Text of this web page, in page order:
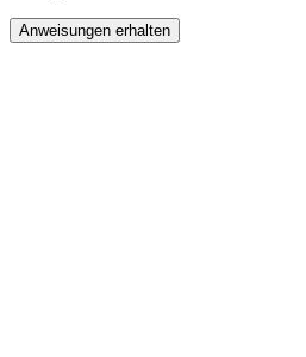
Anweisungen erhalten